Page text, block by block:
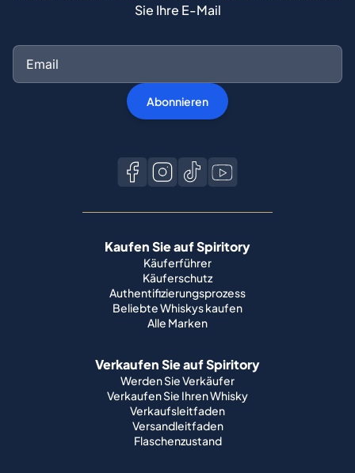
Sie Ihre E-Mail
Abonnieren
Kaufen Sie auf Spiritory
Käuferführer
Käuferschutz
Authentifizierungsprozess
Beliebte Whiskys kaufen
Alle Marken
Verkaufen Sie auf Spiritory
Werden Sie Verkäufer
Verkaufen Sie Ihren Whisky
Verkaufsleitfaden
Versandleitfaden
Flaschenzustand